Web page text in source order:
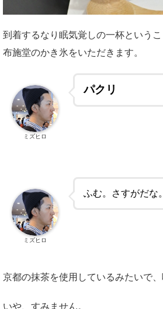
到着するなり眠気覚しの一杯という
布施堂のかき氷をいただきます。
パクリ
ミズヒロ
ふむ。さすがだな。
ミズヒロ
京都の抹茶を使用しているみたいで、
いや、すみません。